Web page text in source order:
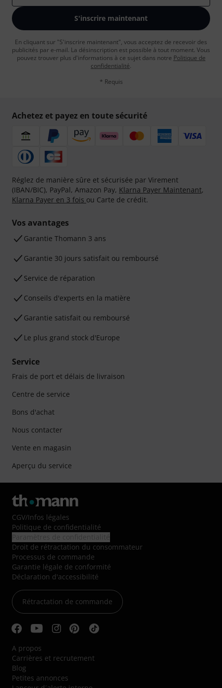
S'inscrire maintenant
En cliquant sur "S'inscrire maintenant", vous acceptez de recevoir des
publicités par e-mail. La désinscription est possible à tout moment. Vous
pouvez trouver plus d'informations à ce sujet dans notre Politique de
confidentialité.
* Requis
Achetez et payez en toute sécurité
Réglez de manière sûre et sécurisée par Virement
(IBAN/BIC), PayPal, Amazon Pay, Klarna Payer Maintenant,
Klarna Payer en 3 fois ou Carte de crédit.
Vos avantages
Ga­ran­tie Thomann 3 ans
Garantie 30 jours satisfait ou remboursé
Service de réparation
Conseils d'experts en la matière
Garantie satisfait ou remboursé
Le plus grand stock d'Europe
Service
Frais de port et délais de livraison
Centre de service
Bons d'achat
Nous contacter
Vente en magasin
Aperçu du service
CGV/Infos légales
Politique de confidentialité
Droit de rétractation du consommateur
Processus de commande
Garantie légale de conformité
Déclaration d'accessibilité
Rétractation de commande
A propos
Carrières et recrutement
Blog
Petites annonces